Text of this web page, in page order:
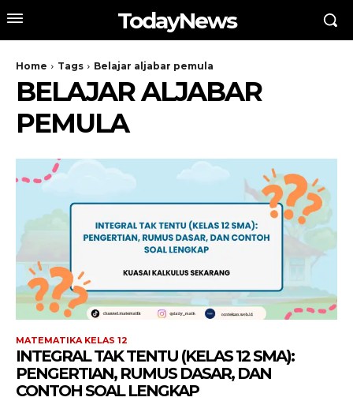
TodayNews
Home Tags Belajar aljabar pemula
BELAJAR ALJABAR
PEMULA
MATEMATIKA KELAS 12
INTEGRAL TAK TENTU (KELAS 12 SMA):
PENGERTIAN, RUMUS DASAR, DAN
CONTOH SOAL LENGKAP